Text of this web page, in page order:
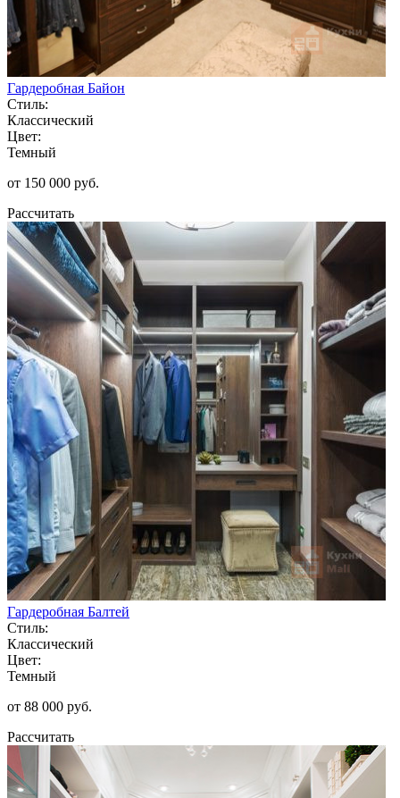
Гардеробная Байон
Стиль:
Классический
Цвет:
Темный
от 150 000 руб.
Рассчитать
Гардеробная Балтей
Стиль:
Классический
Цвет:
Темный
от 88 000 руб.
Рассчитать